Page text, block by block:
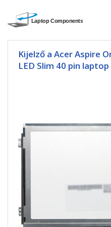
Kijelző a Acer Aspire
LED Slim 40 pin